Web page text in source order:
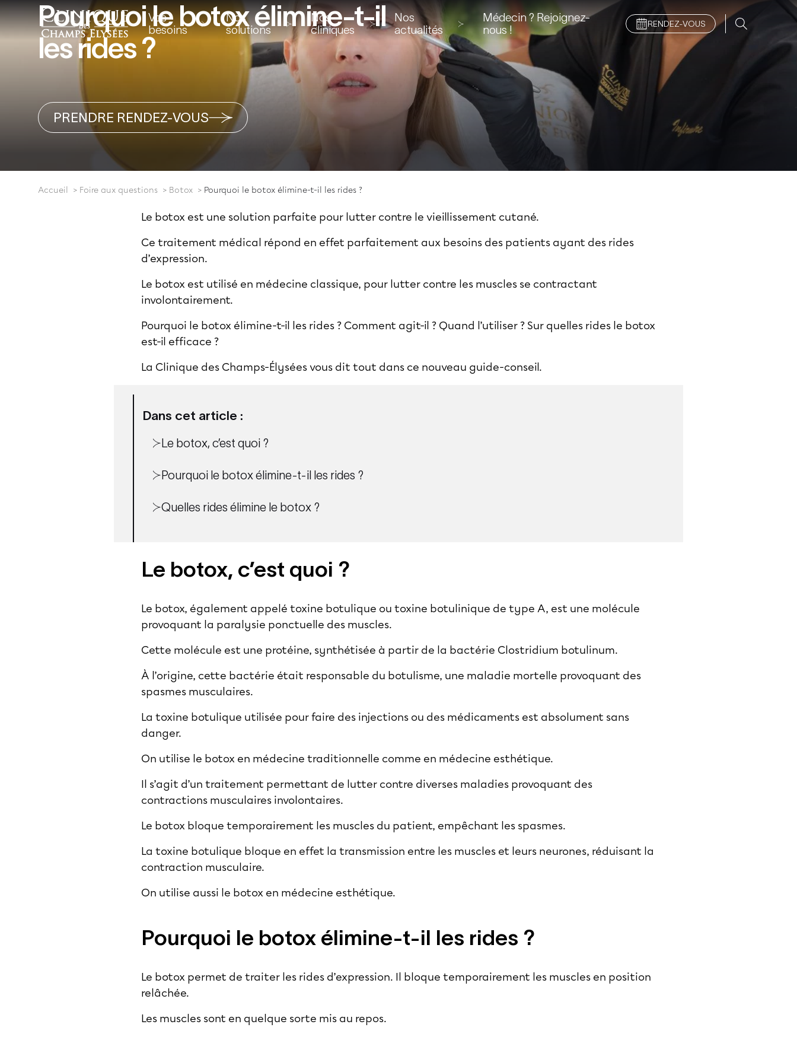
Vos
besoins
Nos
solutions
Nos
cliniques
Nos
actualités
Médecin ? Rejoignez-
nous !
RENDEZ-VOUS
Pourquoi le botox élimine-t-il
les rides ?
PRENDRE RENDEZ-VOUS
Accueil Foire aux questions Botox Pourquoi le botox élimine-t-il les rides ?
Le botox est une solution parfaite pour lutter contre le vieillissement cutané.
Ce traitement médical répond en effet parfaitement aux besoins des patients ayant des rides
d’expression.
Le botox est utilisé en médecine classique, pour lutter contre les muscles se contractant
involontairement.
Pourquoi le botox élimine-t-il les rides ? Comment agit-il ? Quand l’utiliser ? Sur quelles rides le botox
est-il efficace ?
La Clinique des Champs-Élysées vous dit tout dans ce nouveau guide-conseil.
Dans cet article :
Le botox, c’est quoi ?
Pourquoi le botox élimine-t-il les rides ?
Quelles rides élimine le botox ?
Le botox, c’est quoi ?
Le botox, également appelé toxine botulique ou toxine botulinique de type A, est une molécule
provoquant la paralysie ponctuelle des muscles.
Cette molécule est une protéine, synthétisée à partir de la bactérie Clostridium botulinum.
À l’origine, cette bactérie était responsable du botulisme, une maladie mortelle provoquant des
spasmes musculaires.
La toxine botulique utilisée pour faire des injections ou des médicaments est absolument sans
danger.
On utilise le botox en médecine traditionnelle comme en médecine esthétique.
Il s’agit d’un traitement permettant de lutter contre diverses maladies provoquant des
contractions musculaires involontaires.
Le botox bloque temporairement les muscles du patient, empêchant les spasmes.
La toxine botulique bloque en effet la transmission entre les muscles et leurs neurones, réduisant la
contraction musculaire.
On utilise aussi le botox en médecine esthétique.
Pourquoi le botox élimine-t-il les rides ?
Le botox permet de traiter les rides d’expression. Il bloque temporairement les muscles en position
relâchée.
Les muscles sont en quelque sorte mis au repos.